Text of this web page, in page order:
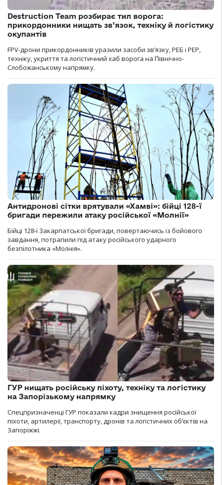
Destruction Team розбирає тил ворога:
прикордонники нищать зв’язок, техніку й логістику
окупантів
FPV-дрони прикордонників уразили засоби зв’язку, РЕБ і РЕР,
техніку, укриття та логістичний хаб ворога на Північно-
Слобожанському напрямку.
Антидронові сітки врятували «Хамві»: бійці 128-ї
бригади пережили атаку російської «Молнії»
Бійці 128-ї Закарпатської бригади, повертаючись із бойового
завдання, потрапили під атаку російського ударного
безпілотника «Молнія».
ГУР нищать російську піхоту, техніку та логістику
на Запорізькому напрямку
Спецпризначенці ГУР показали кадри знищення російської
піхоти, артилерії, транспорту, дронів та логістичних об’єктів на
Запоріжжі.